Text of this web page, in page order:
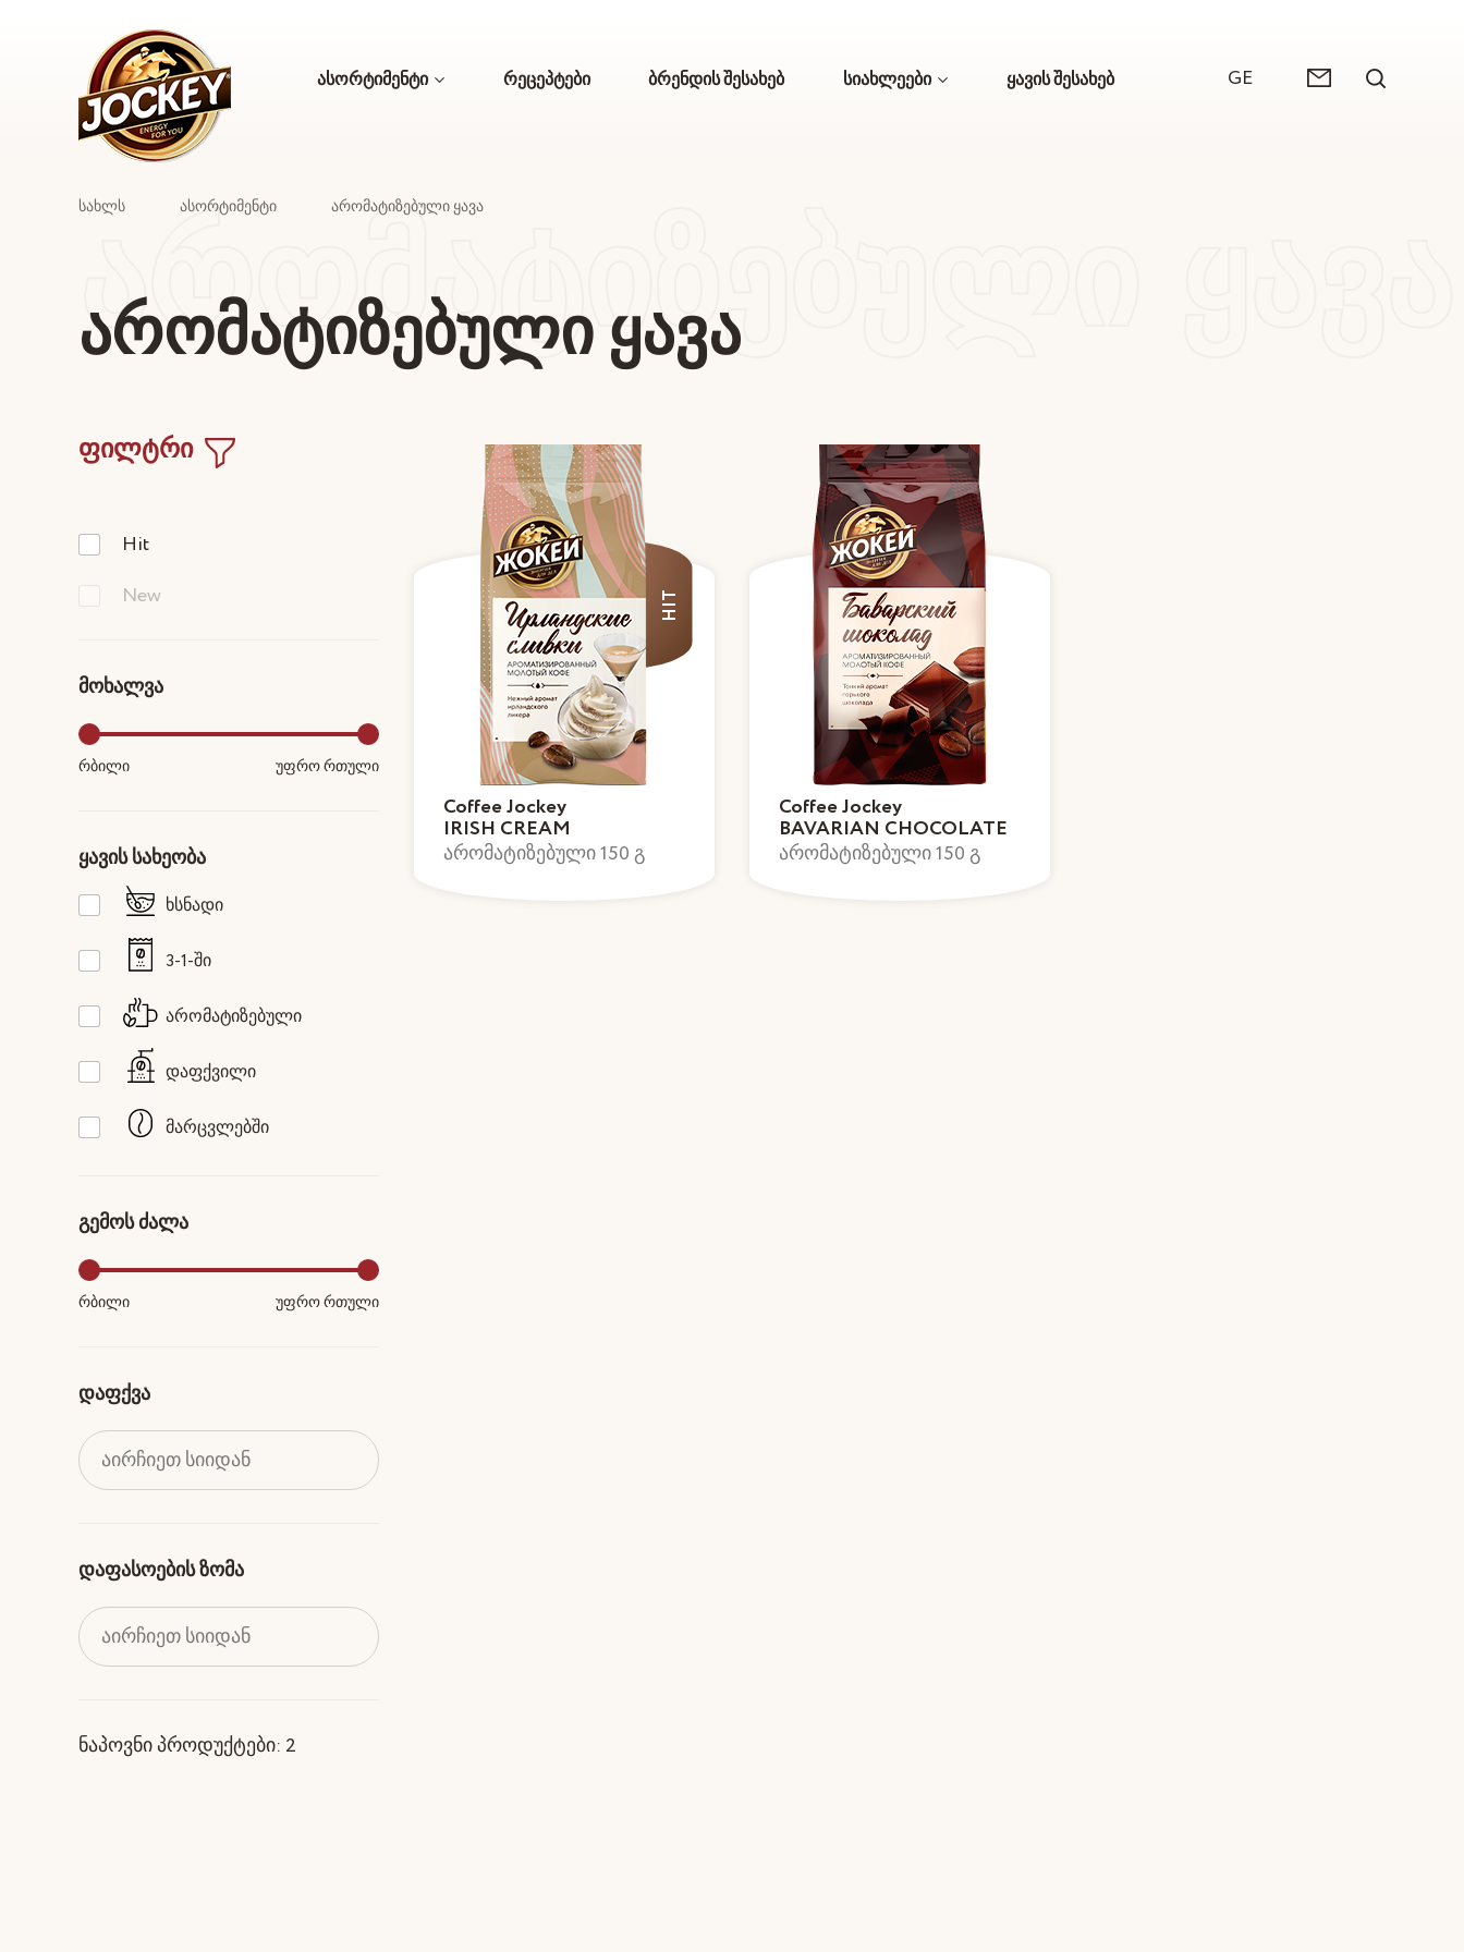
ასორტიმენტი რეცეპტები ბრენდის შესახებ სიახლეები ყავის შესახებ GE
სახლს ასორტიმენტი არომატიზებული ყავა
ᲐᲠᲝᲛᲐᲢᲘᲖᲔᲑᲣᲚᲘ ᲧᲐᲕᲐ
არომატიზებული ყავა
ფილტრი
Hit
New
მოხალვა
რბილი უფრო რთული
ყავის სახეობა
ხსნადი
3-1-ში
არომატიზებული
დაფქვილი
მარცვლებში
გემოს ძალა
რბილი უფრო რთული
დაფქვა
აირჩიეთ სიიდან
დაფასოების ზომა
აირჩიეთ სიიდან
ნაპოვნი პროდუქტები: 2
HIT
Coffee Jockey
IRISH CREAM
არომატიზებული 150 გ
Coffee Jockey
BAVARIAN CHOCOLATE
არომატიზებული 150 გ